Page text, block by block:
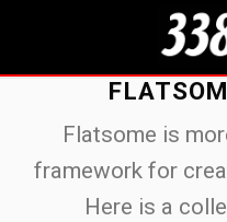
Flatsome is
framework for
Here is a